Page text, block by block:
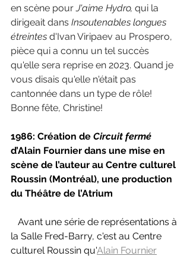
en scène pour J'aime Hydro, qui la
dirigeait dans Insoutenables longues
étreintes d'Ivan Viripaev au Prospero,
pièce qui a connu un tel succès
qu'elle sera reprise en 2023. Quand je
vous disais qu'elle n'était pas
cantonnée dans un type de rôle!
Bonne fête, Christine!
1986: Création de Circuit fermé
d’Alain Fournier dans une mise en
scène de l’auteur au Centre culturel
Roussin (Montréal), une production
du Théâtre de l’Atrium
la Salle Fred-Barry, c'est au Centre
culturel Roussin qu'Alain Fournier